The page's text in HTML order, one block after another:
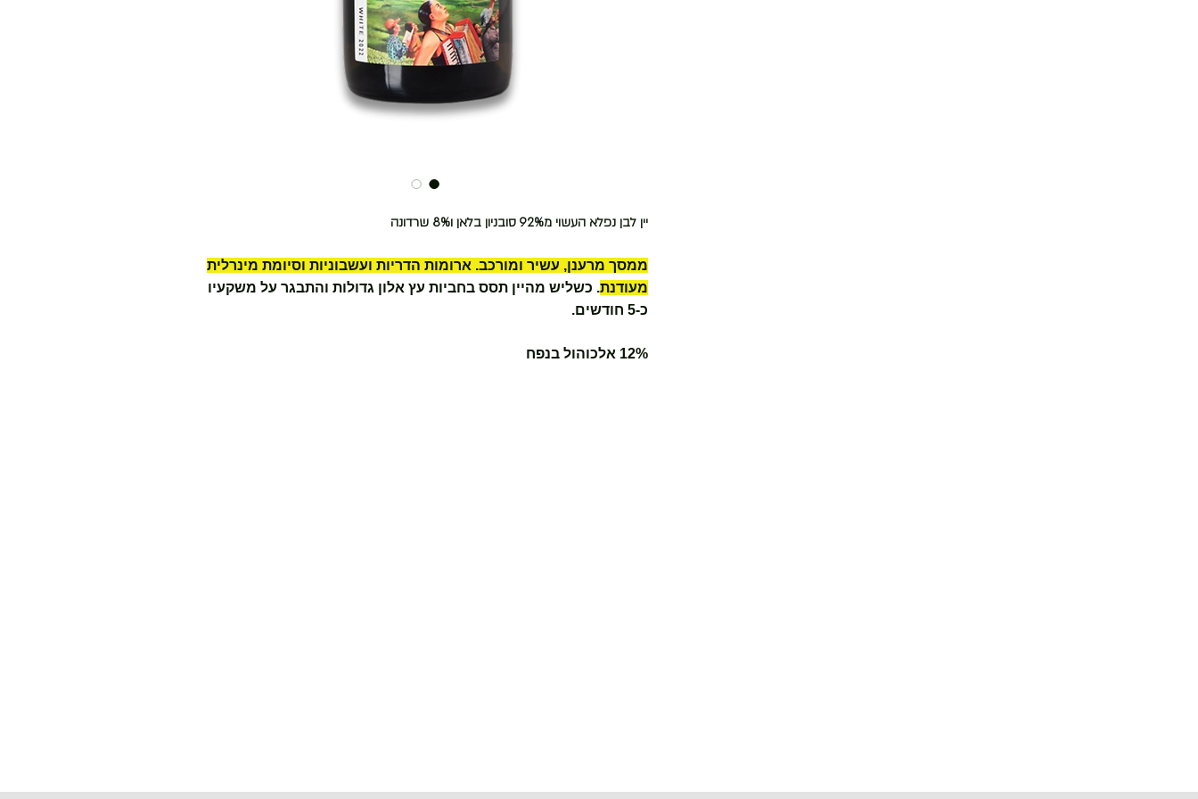
יין לבן נפלא העשוי מ92% סובניון בלאן ו8% שרדונה
ממסך מרענן, עשיר ומורכב. ארומות הדריות ועשבוניות וסיומת מינרלית
מעודנת. כשליש מהיין תסס בחביות עץ אלון גדולות והתבגר על משקעיו
כ-5 חודשים.
12% אלכוהול בנפח